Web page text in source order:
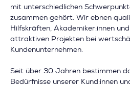
mit unterschiedlichen
zusammen gehört. Wir ebnen
Hilfskräften, Akademiker:innen
attraktiven Projekten bei
Kundenunternehmen.
Seit über 30 Jahren bestimmen
Bedürfnisse unserer Kund:innen